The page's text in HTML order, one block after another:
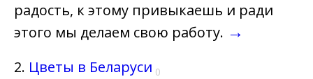
радость, к этому привыкаешь и ради
этого мы делаем свою работу. →
2. Цветы в Беларуси 0